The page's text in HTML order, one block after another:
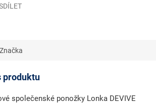
Značka
produktu
společenské ponožky Lonka DEVIVE